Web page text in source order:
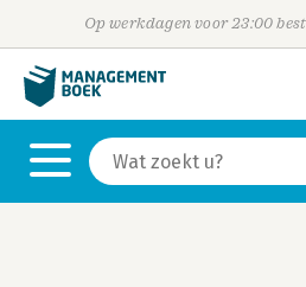
Op werkdagen voor 23:00